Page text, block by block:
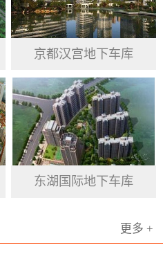
效最优 ，服务于群众、接
意见，汲取市场经验，跟
产品做到精益求精，努力
神，更好的为国家安防、
财产安全建起一块坚硬的
京都汉宫地下车库
东湖国际地下车库
更多 +